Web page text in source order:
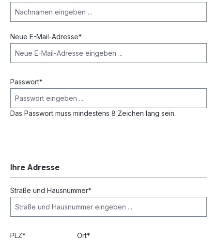
Neue E-Mail-Adresse*
Passwort*
Das Passwort muss mindestens 8 Zeichen lang sein.
Ihre Adresse
Straße und Hausnummer*
PLZ* Ort*